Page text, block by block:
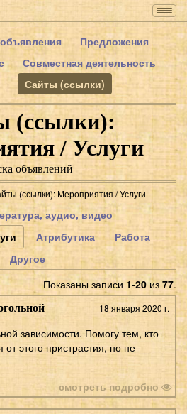
Предложения
Совместная деятельность
Сайты (ссылки)
(ссылки):
/ Услуги
объявлений
(ссылки): Мероприятия / Услуги
аудио, видео
Атрибутика
Работа
Другое
Показаны записи 1-20 из 77.
18 января 2020 г.
зависимости. Помогу тем, кто
от этого пристрастия, но не
смотреть подробно